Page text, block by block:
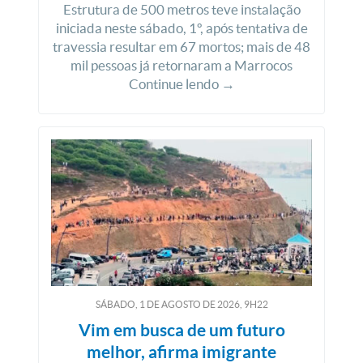
Estrutura de 500 metros teve instalação
iniciada neste sábado, 1º, após tentativa de
travessia resultar em 67 mortos; mais de 48
mil pessoas já retornaram a Marrocos
Continue lendo →
SÁBADO, 1 DEAGOSTO DE2026, 9H22
Vim em busca de um futuro
melhor, afirma imigrante